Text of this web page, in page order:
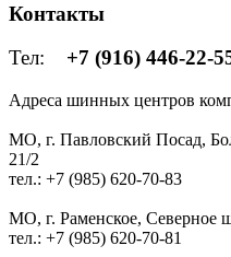
Контакты
Тел: +7 (916) 446-22-
Адреса шинных центров
МО, г. Павловский Посад,
21/2
тел.: +7 (985) 620-70-83
МО, г. Раменское, Северное
тел.: +7 (985) 620-70-81